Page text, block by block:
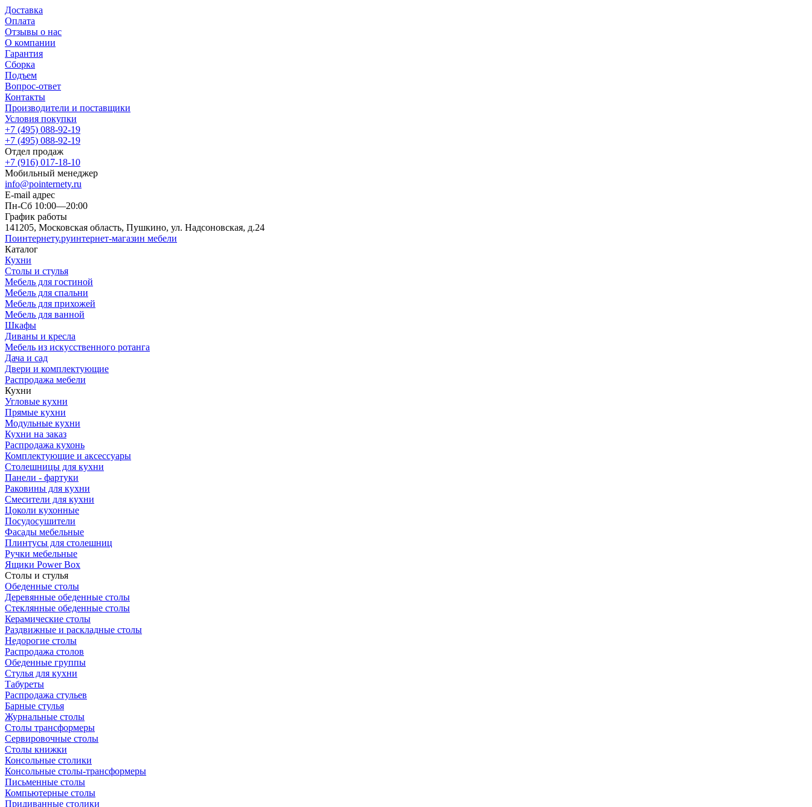
Доставка
Оплата
Отзывы о нас
О компании
Гарантия
Сборка
Подъем
Вопрос-ответ
Контакты
Производители и поставщики
Условия покупки
+7 (495) 088-92-19
+7 (495) 088-92-19
Отдел продаж
+7 (916) 017-18-10
Мобильный менеджер
info@pointernety.ru
E-mail адрес
Пн-Сб 10:00—20:00
График работы
141205, Московская область, Пушкино, ул. Надсоновская, д.24
Поинтернету.руинтернет-магазин мебели
Каталог
Кухни
Столы и стулья
Мебель для гостиной
Мебель для спальни
Мебель для прихожей
Мебель для ванной
Шкафы
Диваны и кресла
Мебель из искусственного ротанга
Дача и сад
Двери и комплектующие
Распродажа мебели
Кухни
Угловые кухни
Прямые кухни
Модульные кухни
Кухни на заказ
Распродажа кухонь
Комплектующие и аксессуары
Столешницы для кухни
Панели - фартуки
Раковины для кухни
Смесители для кухни
Цоколи кухонные
Посудосушители
Фасады мебельные
Плинтусы для столешниц
Ручки мебельные
Ящики Power Box
Столы и стулья
Обеденные столы
Деревянные обеденные столы
Стеклянные обеденные столы
Керамические столы
Раздвижные и раскладные столы
Недорогие столы
Распродажа столов
Обеденные группы
Стулья для кухни
Табуреты
Распродажа стульев
Барные стулья
Журнальные столы
Столы трансформеры
Сервировочные столы
Столы книжки
Консольные столики
Консольные столы-трансформеры
Письменные столы
Компьютерные столы
Придиванные столики